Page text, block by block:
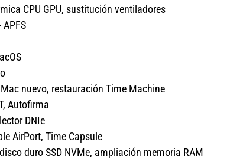
CPU GPU, sustitución ventiladores
nuevo, restauración Time Machine
Autofirma
DNIe
AirPort, Time Capsule
duro SSD NVMe, ampliación memoria RAM